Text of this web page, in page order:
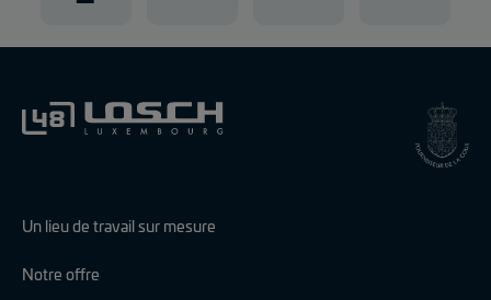
Un lieu de travail sur mesure
Notre offre